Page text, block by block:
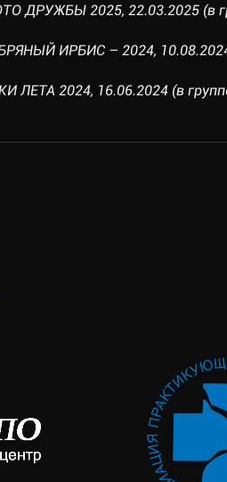
ДРУЖБЫ 2025, 22.03.2025 (в
ИРБИС – 2024,
ЛЕТА 2024, 16.06.2024 (в